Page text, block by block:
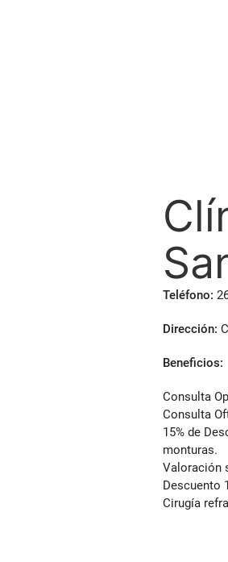
Teléfono:
Dirección:
Beneficios:
Consulta
Consulta
15% de
monturas.
Valoración
Descuento
Cirugía